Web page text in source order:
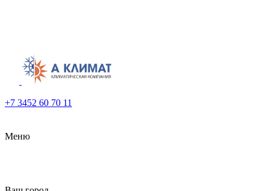
+7 3452 60 70 11
Меню